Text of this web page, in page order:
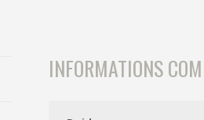
INFORMATIONS